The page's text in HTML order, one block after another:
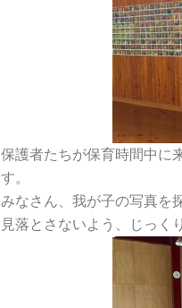
保護者たちが保育時間中に
す。
みなさん、我が子の写真を
見落とさないよう、じっく